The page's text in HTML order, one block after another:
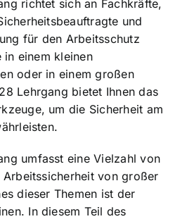
richtet sich an Fachkräfte,
und
für den Arbeitsschutz
einem kleinen
oder in einem großen
Lehrgang bietet Ihnen das
um die Sicherheit am
umfasst eine Vielzahl von
von großer
dieser Themen ist der
In diesem Teil des